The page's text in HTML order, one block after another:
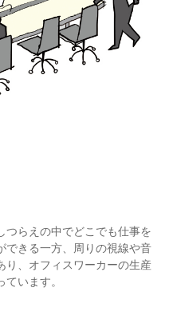
つらえの中でどこでも仕事を
できる一方、周りの視線や音
り、オフィスワーカーの生産
います。